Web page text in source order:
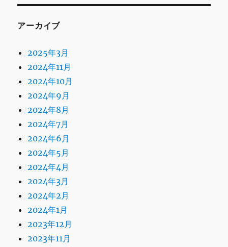
アーカイブ
2025年3月
2024年11月
2024年10月
2024年9月
2024年8月
2024年7月
2024年6月
2024年5月
2024年4月
2024年3月
2024年2月
2024年1月
2023年12月
2023年11月